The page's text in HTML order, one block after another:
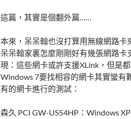
這篇，其實是個翻外篇……
本來，呆呆翰也沒打算用無線網路卡
呆呆翰家裏怎麼剛剛好有幾張網路
現：這些網卡或許支援XLink，但是
Windows 7要找相容的網卡其實蠻有
有的網卡進行的測試：
森久 PCI GW-US54HP：Windows